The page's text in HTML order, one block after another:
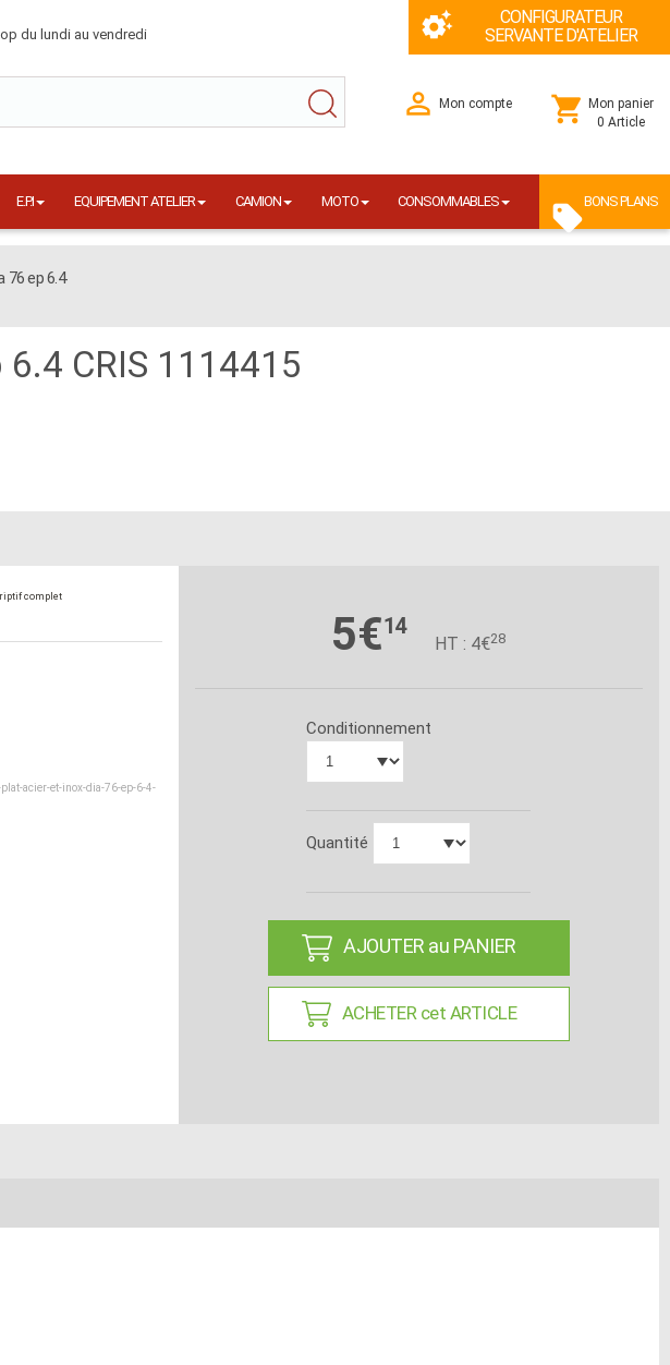
du lundi au vendredi
CONFIGURATEUR
SERVANTE D'ATELIER
Mon compte
Mon panier
0 Article
E.P.I EQUIPEMENT ATELIER CAMION MOTO CONSOMMABLES BONS PLANS
76 ep 6.4
CRIS 1114415
complet
acier-et-inox-dia-76-ep-6-4-
5€14
HT : 4€28
Conditionnement
Quantité
AJOUTER au PANIER
ACHETER cet ARTICLE